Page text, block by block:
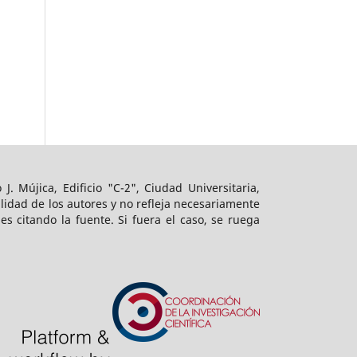
Mújica, Edificio "C-2", Ciudad Universitaria,
de los autores y no refleja necesariamente
citando la fuente. Si fuera el caso, se ruega